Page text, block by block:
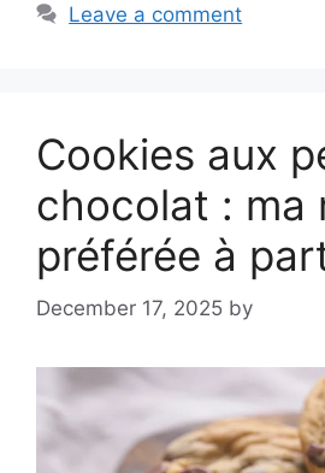
Leave a comment
Cookies aux
chocolat : ma
préférée à
December 17, 2025 by